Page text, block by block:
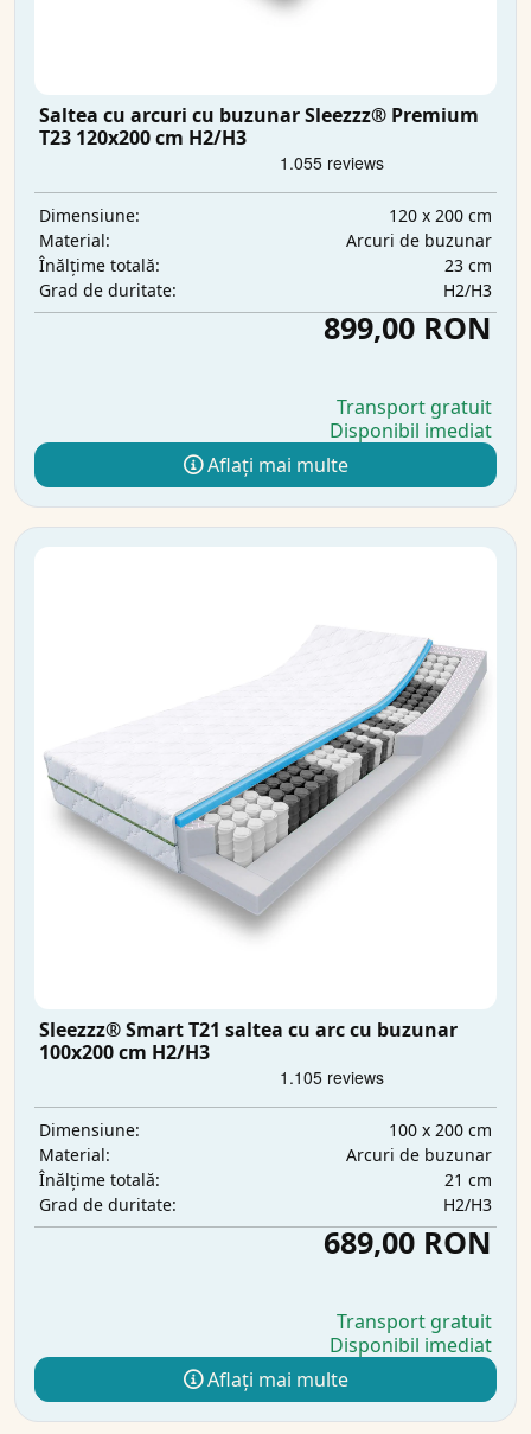
Saltea cu arcuri cu buzunar Sleezzz® Premium
T23 120x200 cm H2/H3
Dimensiune:
120 x 200 cm
Material:
Arcuri de buzunar
Înălțime totală:
23 cm
Grad de duritate:
H2/H3
899,00 RON
Transport gratuit
Disponibil imediat
Aflați mai multe
Sleezzz® Smart T21 saltea cu arc cu buzunar
100x200 cm H2/H3
Dimensiune:
100 x 200 cm
Material:
Arcuri de buzunar
Înălțime totală:
21 cm
Grad de duritate:
H2/H3
689,00 RON
Transport gratuit
Disponibil imediat
Aflați mai multe